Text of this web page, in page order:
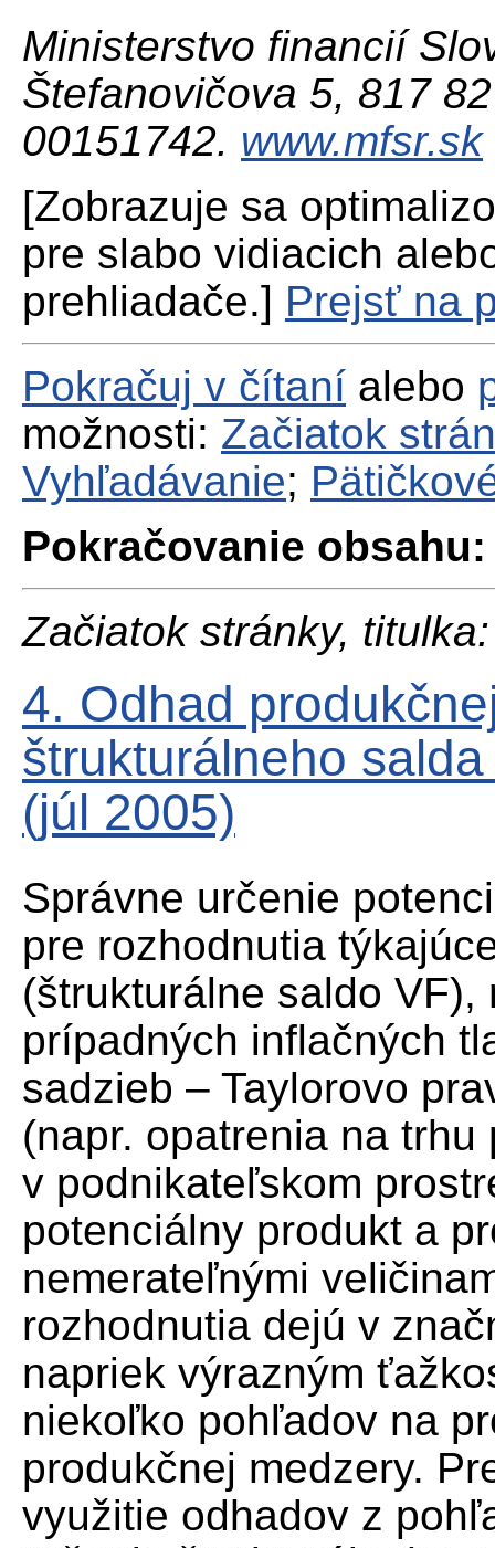
Ministerstvo financií
Štefanovičova 5, 817
00151742. www.mfsr.sk
[Zobrazuje sa
pre slabo vidiacich
prehliadače.] Prejsť na
Pokračuj v čítaní alebo
možnosti: Začiatok
Vyhľadávanie;
Pokračovanie obsahu:
Začiatok stránky, titulka:
4. Odhad
štrukturálneho
(júl 2005)
Správne určenie
pre rozhodnutia
(štrukturálne saldo
prípadných inflačných
sadzieb – Taylorovo
(napr. opatrenia na trhu
v podnikateľskom
potenciálny produkt a
nemerateľnými
rozhodnutia dejú v
napriek výrazným
niekoľko pohľadov na
produkčnej medzery.
využitie odhadov z